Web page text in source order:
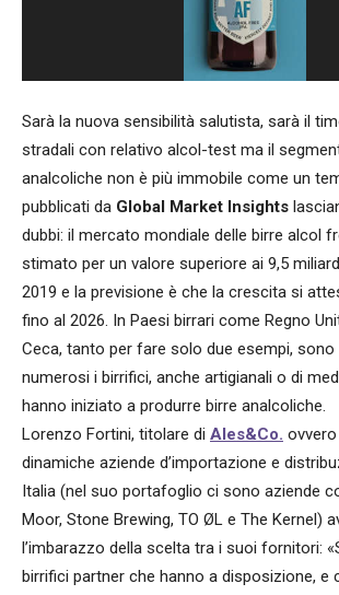
Sarà la nuova sensibilità salutista, sarà il
stradali con relativo alcol-test ma il
analcoliche non è più immobile come un
pubblicati da Global Market Insights
dubbi: il mercato mondiale delle birre alcol
stimato per un valore superiore ai 9,5
2019 e la previsione è che la crescita si
fino al 2026. In Paesi birrari come Regno
Ceca, tanto per fare solo due esempi, sono
numerosi i birrifici, anche artigianali o di
hanno iniziato a produrre birre analcoliche.
Lorenzo Fortini, titolare di Ales&Co. ovvero
dinamiche aziende d’importazione e
Italia (nel suo portafoglio ci sono aziende
Moor, Stone Brewing, TO ØL e The Kernel)
l’imbarazzo della scelta tra i suoi fornitori:
birrifici partner che hanno a disposizione, e